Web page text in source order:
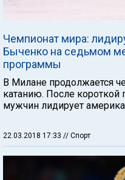
Чемпионат мира:
Быченко на седьмом
программы
В Милане продолжается
катанию. После
мужчин лидирует
22.03.2018 17:33 // Спорт